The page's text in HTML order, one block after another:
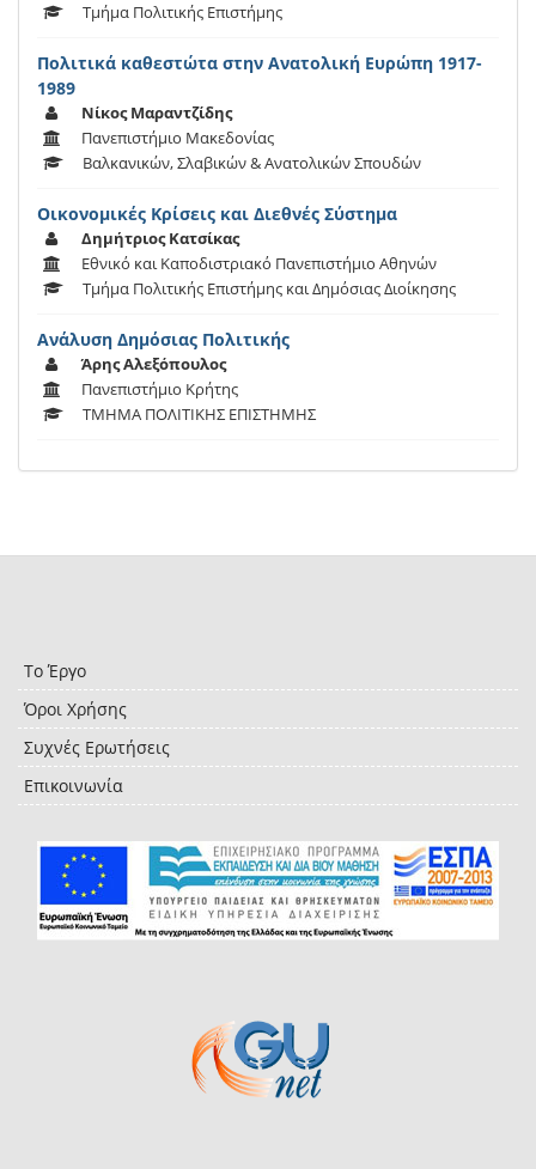
Τμήμα Πολιτικής Επιστήμης
Πολιτικά καθεστώτα στην Ανατολική Ευρώπη 1917-
1989
Νίκος Μαραντζίδης
Πανεπιστήμιο Μακεδονίας
Βαλκανικών, Σλαβικών & Ανατολικών Σπουδών
Οικονομικές Κρίσεις και Διεθνές Σύστημα
Δημήτριος Κατσίκας
Εθνικό και Καποδιστριακό Πανεπιστήμιο Αθηνών
Τμήμα Πολιτικής Επιστήμης και Δημόσιας Διοίκησης
Ανάλυση Δημόσιας Πολιτικής
Άρης Αλεξόπουλος
Πανεπιστήμιο Κρήτης
ΤΜΗΜΑ ΠΟΛΙΤΙΚΗΣ ΕΠΙΣΤΗΜΗΣ
Το Έργο
Όροι Χρήσης
Συχνές Ερωτήσεις
Επικοινωνία